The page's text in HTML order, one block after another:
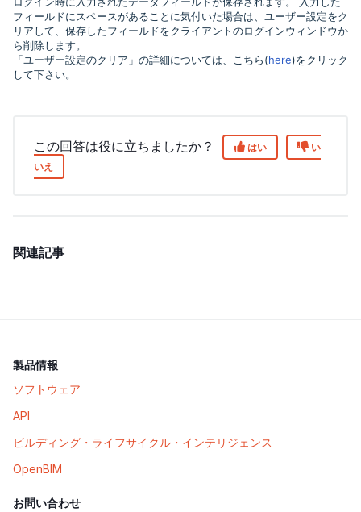
フィールドにスペースがあることに気付いた場合は、ユーザー設定をク
リアして、保存したフィールドをクライアントのログインウィンドウか
ら削除します。
「ユーザー設定のクリア」の詳細については、こちら(here)をクリック
して下さい。
この回答は役に立ちましたか？ はい
い
いえ
関連記事
製品情報
ソフトウェア
API
ビルディング・ライフサイクル・インテリジェンス
OpenBIM
お問い合わせ